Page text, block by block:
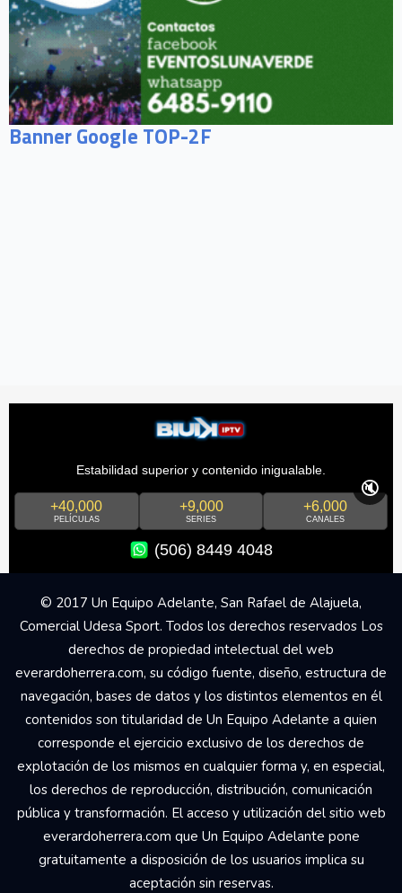
Banner Google TOP-2F
Estabilidad superior y contenido inigualable.
+40,000
PELÍCULAS
+9,000
SERIES
+6,000
CANALES
(506) 8449 4048
🔇
© 2017 Un Equipo Adelante, San Rafael de Alajuela,
Comercial Udesa Sport. Todos los derechos reservados Los
derechos de propiedad intelectual del web
everardoherrera.com, su código fuente, diseño, estructura de
navegación, bases de datos y los distintos elementos en él
contenidos son titularidad de Un Equipo Adelante a quien
corresponde el ejercicio exclusivo de los derechos de
explotación de los mismos en cualquier forma y, en especial,
los derechos de reproducción, distribución, comunicación
pública y transformación. El acceso y utilización del sitio web
everardoherrera.com que Un Equipo Adelante pone
gratuitamente a disposición de los usuarios implica su
aceptación sin reservas.